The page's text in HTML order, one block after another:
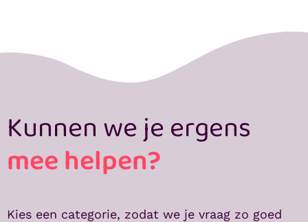
Kunnen we je ergens
mee helpen?
Kies een categorie, zodat we je vraag zo goed